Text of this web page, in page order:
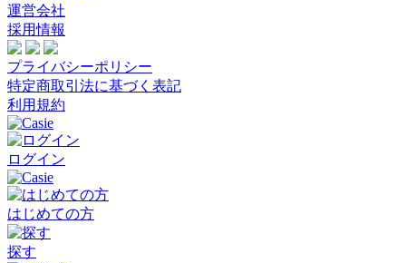
運営会社
採用情報
プライバシーポリシー
特定商取引法に基づく表記
利用規約
ログイン
はじめての方
探す